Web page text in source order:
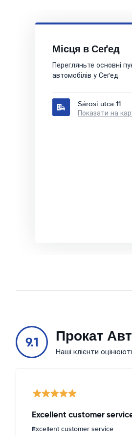
Місця в Сеґед
Перегляньте основні
автомобілів у Сеґед
Sárosi utca 11
Показати на
9.1 Прокат
Наші клієнти
Excellent customer
Excellent customer service